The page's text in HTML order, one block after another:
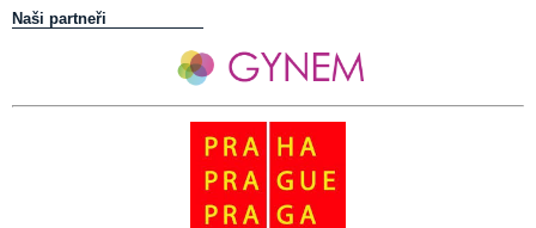
Naši partneři